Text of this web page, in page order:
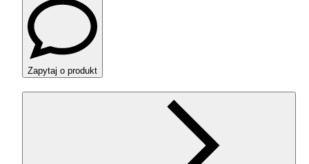
Zapytaj o produkt